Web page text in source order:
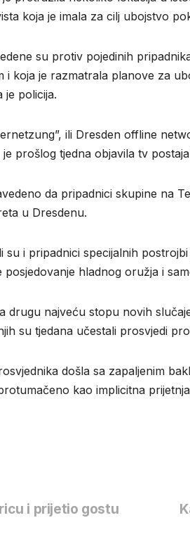
koja je imala za cilj ubojstvo
su protiv pojedinih
i koja je razmatrala planove za
je policija.
ili Dresden offline
prošlog tjedna objavila tv postaja
da pripadnici skupine na
u Dresdenu.
su i pripadnici specijalnih
hladnog oružja i
drugu najveću stopu novih
su tjedana učestali prosvjedi
došla sa zapaljenim
kao implicitna
i prijetio gostu